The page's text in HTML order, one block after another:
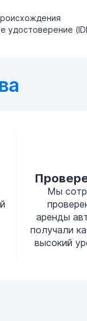
удостоверение
Мы
аренды
получали
высокий